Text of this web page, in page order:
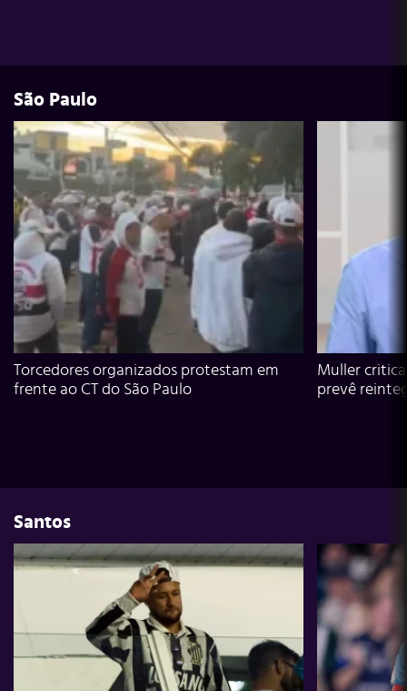
São Paulo
Torcedores organizados protestam em
frente ao CT do São Paulo
Muller
prevê
Santos